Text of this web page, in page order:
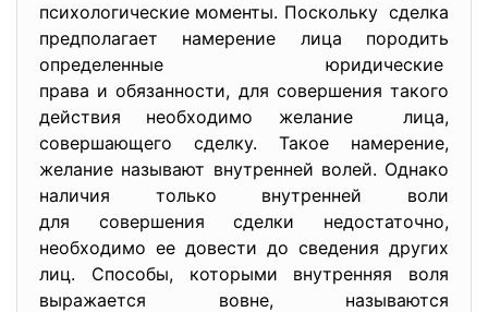
психологические моменты. Поскольку сделка
предполагает намерение лица породить
определенные юридические
права и обязанности, для совершения такого
действия необходимо желание лица,
совершающего сделку. Такое намерение,
желание называют внутренней волей. Однако
наличия только внутренней воли
для совершения сделки недостаточно,
необходимо ее довести до сведения других
лиц. Способы, которыми внутренняя воля
выражается вовне, называются